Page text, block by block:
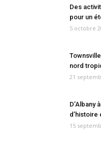
Des
pour un
5 octobre
nord
21
D’Albany
d’histoire
15